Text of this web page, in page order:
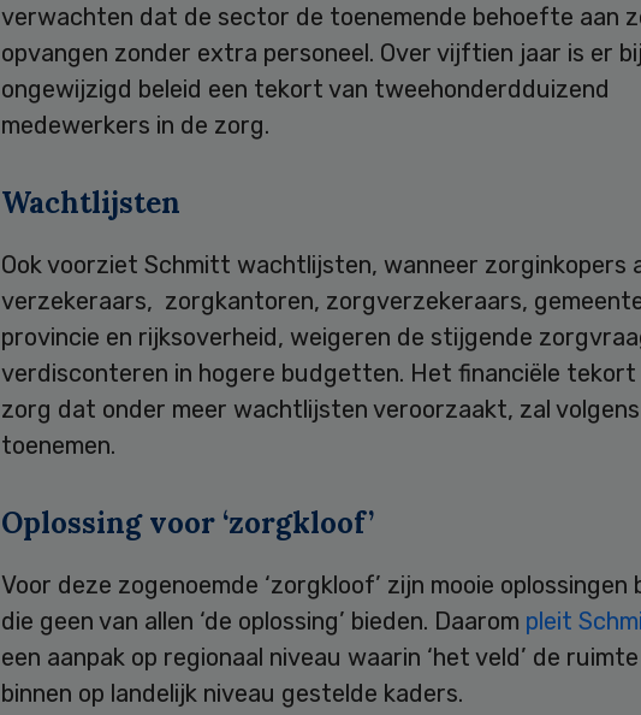
verwachten dat de sector de toenemende behoefte aan
opvangen zonder extra personeel. Over vijftien jaar is er bij
ongewijzigd beleid een tekort van tweehonderdduizend
medewerkers in de zorg.
Wachtlijsten
Ook voorziet Schmitt wachtlijsten, wanneer zorginkopers
verzekeraars, zorgkantoren, zorgverzekeraars,
provincie en rijksoverheid, weigeren de stijgende
verdisconteren in hogere budgetten. Het financiële tekort
zorg dat onder meer wachtlijsten veroorzaakt, zal
toenemen.
Oplossing voor ‘zorgkloof’
Voor deze zogenoemde ‘zorgkloof’ zijn mooie oplossingen
die geen van allen ‘de oplossing’ bieden. Daarom pleit
een aanpak op regionaal niveau waarin ‘het veld’ de
binnen op landelijk niveau gestelde kaders.